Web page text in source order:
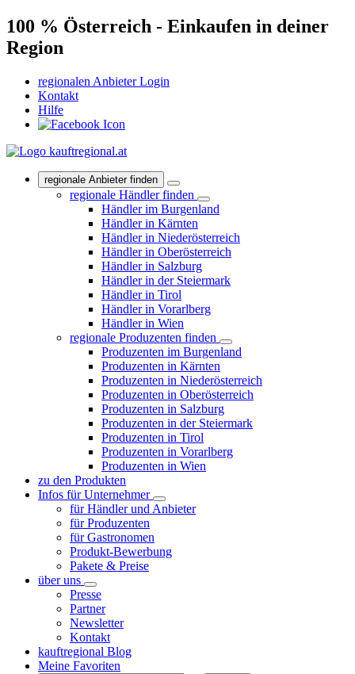
100 % Österreich - Einkaufen in deiner
Region
regionalen Anbieter Login
Kontakt
Hilfe
regionale Anbieter finden
regionale Händler finden
Händler im Burgenland
Händler in Kärnten
Händler in Niederösterreich
Händler in Oberösterreich
Händler in Salzburg
Händler in der Steiermark
Händler in Tirol
Händler in Vorarlberg
Händler in Wien
regionale Produzenten finden
Produzenten im Burgenland
Produzenten in Kärnten
Produzenten in Niederösterreich
Produzenten in Oberösterreich
Produzenten in Salzburg
Produzenten in der Steiermark
Produzenten in Tirol
Produzenten in Vorarlberg
Produzenten in Wien
zu den Produkten
Infos für Unternehmer
für Händler und Anbieter
für Produzenten
für Gastronomen
Produkt-Bewerbung
Pakete & Preise
über uns
Presse
Partner
Newsletter
Kontakt
kauftregional Blog
Meine Favoriten